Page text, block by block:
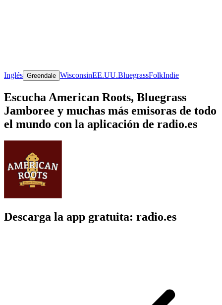
Inglés Greendale WisconsinEE.UU.BluegrassFolkIndie
Escucha American Roots, Bluegrass
Jamboree y muchas más emisoras de todo
el mundo con la aplicación de radio.es
Descarga la app gratuita: radio.es